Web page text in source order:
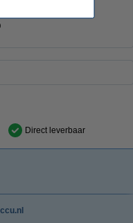
Direct leverbaar